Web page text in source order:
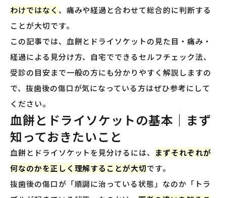
わけではなく 、痛みや経過と合わせて総合的に判断する
ことが大切です。
この記事では、血餅とドライソケットの見た目・痛み・
経過による見分け方、自宅でできるセルフチェック法、
受診の目安まで一般の方にも分かりやすく解説しますの
で、抜歯後の傷口が気になっている方はぜひ参考にして
ください。
血餅とドライソケットの基本｜まず
知っておきたいこと
血餅とドライソケットを見分けるには、
まずそれぞれが
何なのかを正しく理解することが大切です。
抜歯後の傷口が「順調に治っている状態」なのか「トラ